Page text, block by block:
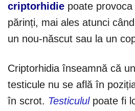
criptorhidie poate
părinți, mai ales atunci
un nou-născut sau la un
Criptorhidia înseamnă că
testicule nu se află în
în scrot. Testicululpoate fi